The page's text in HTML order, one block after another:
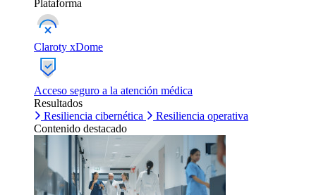
Plataforma
Claroty xDome
Acceso seguro a la atención médica
Resultados
Resiliencia cibernética
Resiliencia operativa
Contenido destacado